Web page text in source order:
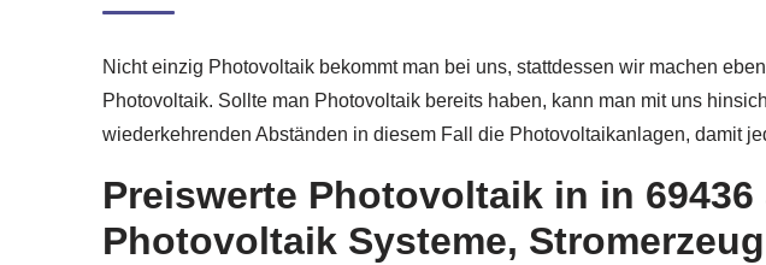
Nicht einzig Photovoltaik bekommt man bei uns, stattdessen wir machen
Photovoltaik. Sollte man Photovoltaik bereits haben, kann man mit uns
wiederkehrenden Abständen in diesem Fall die Photovoltaikanlagen, damit
Preiswerte Photovoltaik in in
Photovoltaik Systeme,